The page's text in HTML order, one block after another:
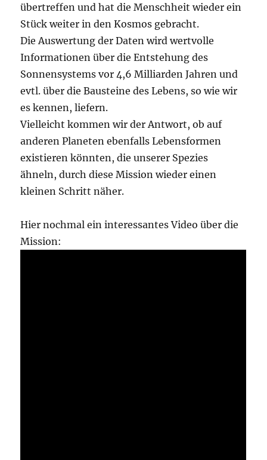
übertreffen und hat die Menschheit wieder ein
Stück weiter in den Kosmos gebracht.
Die Auswertung der Daten wird wertvolle
Informationen über die Entstehung des
Sonnensystems vor 4,6 Milliarden Jahren und
evtl. über die Bausteine des Lebens, so wie wir
es kennen, liefern.
Vielleicht kommen wir der Antwort, ob auf
anderen Planeten ebenfalls Lebensformen
existieren könnten, die unserer Spezies
ähneln, durch diese Mission wieder einen
kleinen Schritt näher.
Hier nochmal ein interessantes Video über die
Mission: